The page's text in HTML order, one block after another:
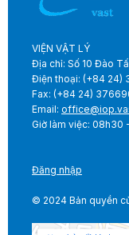
VIỆN VẬT LÝ
Địa chỉ: Số 10 Đào
Điện thoại: (+84 24)
Fax: (+84 24)
Email:
Giờ làm việc:
Đăng nhập
© 2024 Bản quyền